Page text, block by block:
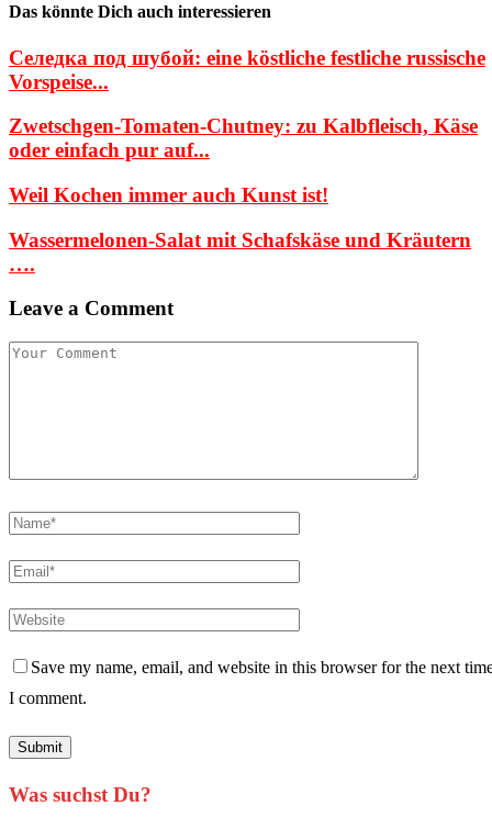
Das könnte Dich auch interessieren
Селедка под шубой: eine köstliche festliche russische
Vorspeise...
Zwetschgen-Tomaten-Chutney: zu Kalbfleisch, Käse
oder einfach pur auf...
Weil Kochen immer auch Kunst ist!
Wassermelonen-Salat mit Schafskäse und Kräutern
….
Leave a Comment
Save my name, email, and website in this browser for the next
I comment.
Was suchst Du?